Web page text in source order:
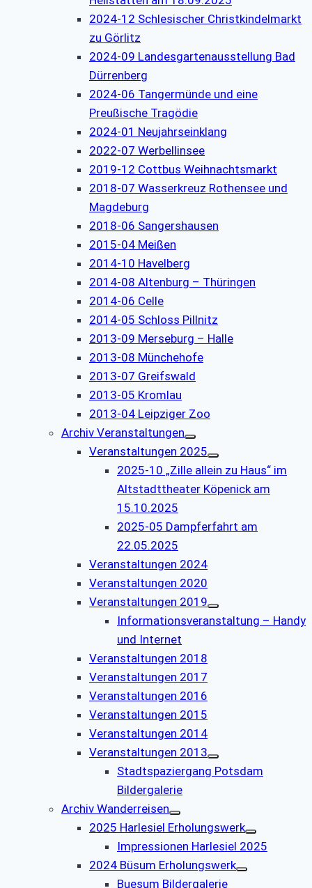
2024-12 Schlesischer Christkindelmarkt
zu Görlitz
2024-09 Landesgartenausstellung Bad
Dürrenberg
2024-06 Tangermünde und eine
Preußische Tragödie
2024-01 Neujahrseinklang
2022-07 Werbellinsee
2019-12 Cottbus Weihnachtsmarkt
2018-07 Wasserkreuz Rothensee und
Magdeburg
2018-06 Sangershausen
2015-04 Meißen
2014-10 Havelberg
2014-08 Altenburg – Thüringen
2014-06 Celle
2014-05 Schloss Pillnitz
2013-09 Merseburg – Halle
2013-08 Münchehofe
2013-07 Greifswald
2013-05 Kromlau
2013-04 Leipziger Zoo
Archiv Veranstaltungen
Veranstaltungen 2025
2025-10 „Zille allein zu Haus“ im
Altstadttheater Köpenick am
15.10.2025
2025-05 Dampferfahrt am
22.05.2025
Veranstaltungen 2024
Veranstaltungen 2020
Veranstaltungen 2019
Informationsveranstaltung – Handy
und Internet
Veranstaltungen 2018
Veranstaltungen 2017
Veranstaltungen 2016
Veranstaltungen 2015
Veranstaltungen 2014
Veranstaltungen 2013
Stadtspaziergang Potsdam
Bildergalerie
Archiv Wanderreisen
2025 Harlesiel Erholungswerk
Impressionen Harlesiel 2025
2024 Büsum Erholungswerk
Buesum Bildergalerie